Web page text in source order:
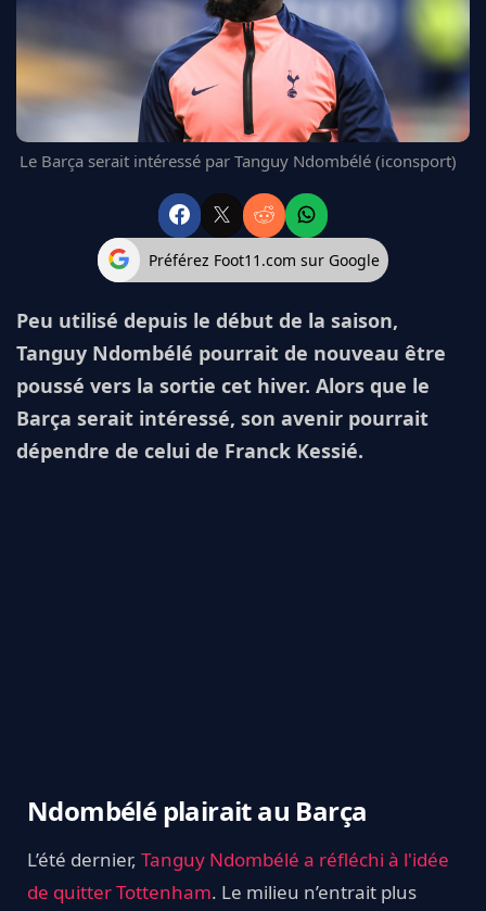
MANCHESTER UNITED
ARSENAL
L'AVIS DE LA RÉDAC'
Le Barça serait intéressé par Tanguy Ndombélé (iconsport)
Préférez Foot11.com sur Google
Peu utilisé depuis le début de la saison,
Tanguy Ndombélé pourrait de nouveau être
poussé vers la sortie cet hiver. Alors que le
Barça serait intéressé, son avenir pourrait
dépendre de celui de Franck Kessié.
Ndombélé plairait au Barça
L’été dernier, Tanguy Ndombélé a réfléchi à l'idée
de quitter Tottenham. Le milieu n’entrait plus